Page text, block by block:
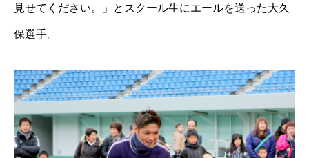
見せてください。」とスクール生にエールを送った大久
保選手。